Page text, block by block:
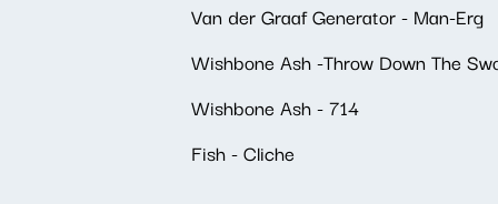
Van der Graaf Generator - Man-Erg
Wishbone Ash -Throw Down The
Wishbone Ash - 714
Fish - Cliche